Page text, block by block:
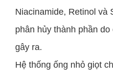
Niacinamide, Retinol và
phân hủy thành phần
gây ra.
Hệ thống ống nhỏ giọt